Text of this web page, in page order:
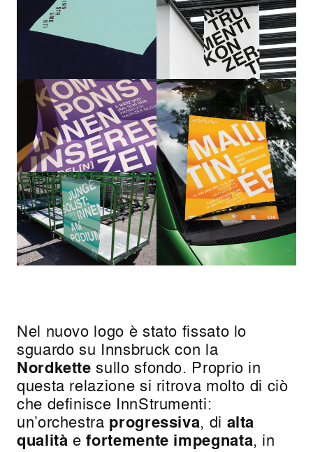
Nel nuovo logo è stato fissato lo
sguardo su Innsbruck con la
Nordkette sullo sfondo. Proprio in
questa relazione si ritrova molto di ciò
che definisce InnStrumenti:
un’orchestra progressiva, di alta
qualità efortemente impegnata, in